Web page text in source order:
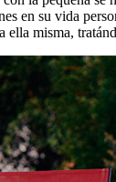
en su vida
ella misma,